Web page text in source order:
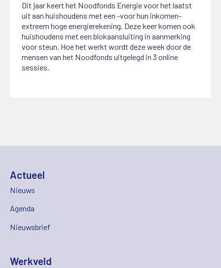
Dit jaar keert het Noodfonds Energie voor het laatst
uit aan huishoudens met een -voor hun inkomen-
extreem hoge energierekening. Deze keer komen ook
huishoudens met een blokaansluiting in aanmerking
voor steun. Hoe het werkt wordt deze week door de
mensen van het Noodfonds uitgelegd in 3 online
sessies.
Actueel
Nieuws
Agenda
Nieuwsbrief
Werkveld